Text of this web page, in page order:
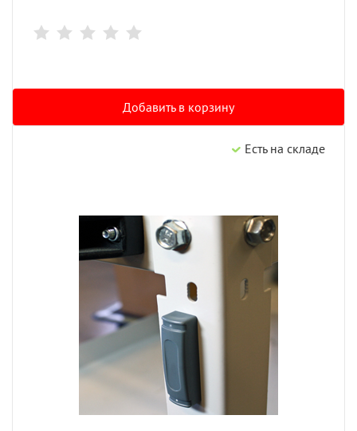
Добавить в корзину
Есть на складе